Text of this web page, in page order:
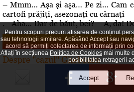
– Mmm… Aşa şi aşa… Pe zi… Cam
cartofi prăjiţi, asezonaţi cu cârnaţi
.– Aha… Dar de băut, bei? – A, da!
Despre "cazul" Gheboasa
A luat foc internetul, au navalit
opiniile. Cazul Gheboasa, la mare
Pentru scopuri precum afișarea de conținut
sau tehnologii similare. Apăsând Accept sau
acord să permiți colectarea de informații prin
Aflați în secțiunea Politica de Cookies mai multe
posibilitatea retragerii